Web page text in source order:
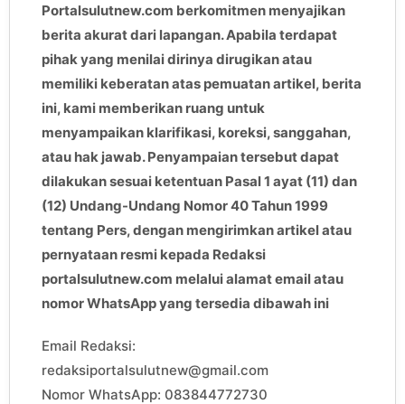
Portalsulutnew.com berkomitmen menyajikan
berita akurat dari lapangan. Apabila terdapat
pihak yang menilai dirinya dirugikan atau
memiliki keberatan atas pemuatan artikel, berita
ini, kami memberikan ruang untuk
menyampaikan klarifikasi, koreksi, sanggahan,
atau hak jawab. Penyampaian tersebut dapat
dilakukan sesuai ketentuan Pasal 1 ayat (11) dan
(12) Undang-Undang Nomor 40 Tahun 1999
tentang Pers, dengan mengirimkan artikel atau
pernyataan resmi kepada Redaksi
portalsulutnew.com melalui alamat email atau
nomor WhatsApp yang tersedia dibawah ini
Email Redaksi:
redaksiportalsulutnew@gmail.com
Nomor WhatsApp: 083844772730